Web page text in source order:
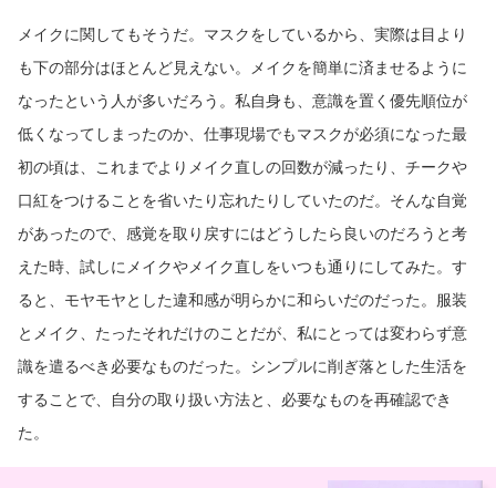
メイクに関してもそうだ。マスクをしているから、実際は目より
も下の部分はほとんど見えない。メイクを簡単に済ませるように
なったという人が多いだろう。私自身も、意識を置く優先順位が
低くなってしまったのか、仕事現場でもマスクが必須になった最
初の頃は、これまでよりメイク直しの回数が減ったり、チークや
口紅をつけることを省いたり忘れたりしていたのだ。そんな自覚
があったので、感覚を取り戻すにはどうしたら良いのだろうと考
えた時、試しにメイクやメイク直しをいつも通りにしてみた。す
ると、モヤモヤとした違和感が明らかに和らいだのだった。服装
とメイク、たったそれだけのことだが、私にとっては変わらず意
識を遣るべき必要なものだった。シンプルに削ぎ落とした生活を
することで、自分の取り扱い方法と、必要なものを再確認でき
た。